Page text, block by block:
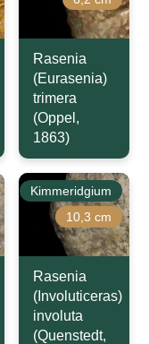
Rasenia
(Eurasenia)
trimera
(Oppel,
1863)
Kimmeridgium
10,3 cm
Rasenia
(Involuticeras)
involuta
(Quenstedt,